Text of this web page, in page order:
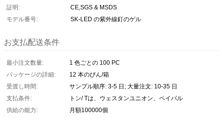
証明:
CE,SGS & MSDS
モデル番号:
SK-LED の紫外線釘のゲル
お支払配送条件
最小注文数量:
1 色ごとの 100 PC
パッケージの詳細:
12 本のびん/箱
受渡し時間:
サンプル順序: 3-5 日; 大量注文: 10-35 日
支払条件:
トン/ Tは、ウェスタンユニオン、ペイパル
供給の能力:
月額100000個